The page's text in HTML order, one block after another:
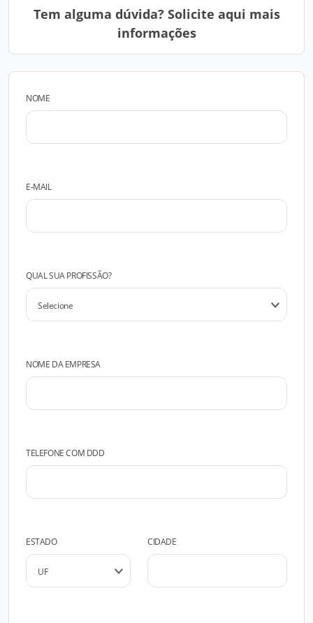
Tem alguma dúvida? Solicite aqui mais
informações
NOME
E-MAIL
QUAL SUA PROFISSÃO?
NOME DA EMPRESA
TELEFONE COM DDD
ESTADO CIDADE